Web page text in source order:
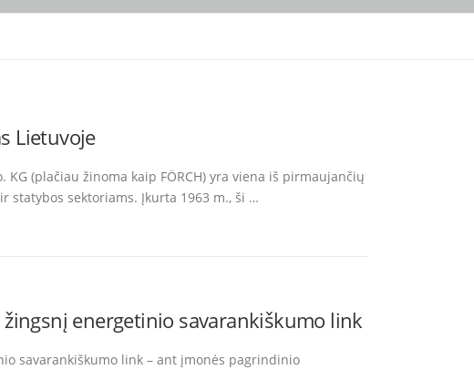
Lietuvoje
(plačiau žinoma kaip FÖRCH) yra viena iš pirmaujančių
statybos sektoriams. Įkurta 1963 m., ši …
energetinio savarankiškumo link
savarankiškumo link – ant įmonės pagrindinio